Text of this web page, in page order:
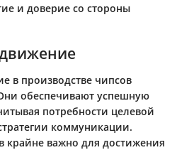
и доверие со стороны
в производстве чипсов
обеспечивают успешную
потребности целевой
коммуникации.
крайне важно для достижения